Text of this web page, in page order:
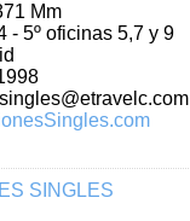
Mm
- 5º oficinas 5,7 y 9
SINGLES